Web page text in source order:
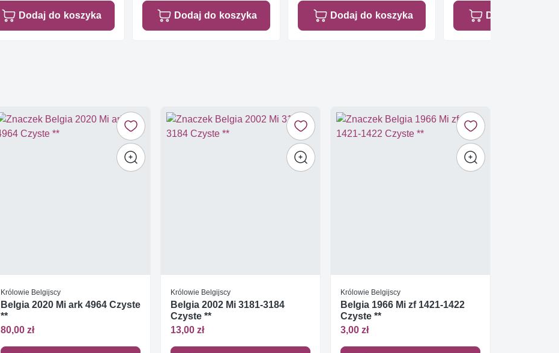
Dodaj do koszyka Dodaj do koszyka Dodaj do koszyka Dodaj do
Królowie Belgijscy
Belgia 2020 Mi ark 4964 Czyste
**
80,00 zł
Królowie Belgijscy
Belgia 2002 Mi 3181-3184
Czyste **
13,00 zł
Królowie Belgijscy
Belgia 1966 Mi zf 1421-1422
Czyste **
3,00 zł